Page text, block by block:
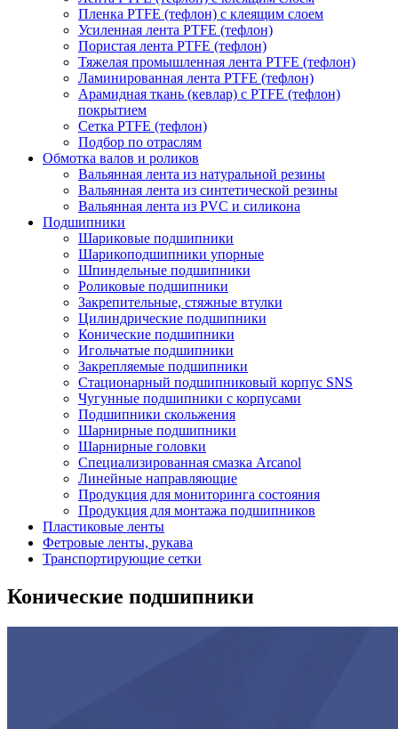
Пленка PTFE (тефлон) с клеящим слоем
Усиленная лента PTFE (тефлон)
Пористая лента PTFE (тефлон)
Тяжелая промышленная лента PTFE (тефлон)
Ламинированная лента PTFE (тефлон)
Арамидная ткань (кевлар) с PTFE (тефлон)
покрытием
Сетка PTFE (тефлон)
Подбор по отраслям
Обмотка валов и роликов
Вальянная лента из натуральной резины
Вальянная лента из синтетической резины
Вальянная лента из PVC и силикона
Подшипники
Шариковые подшипники
Шарикоподшипники упорные
Шпиндельные подшипники
Роликовые подшипники
Закрепительные, стяжные втулки
Цилиндрические подшипники
Конические подшипники
Игольчатые подшипники
Закрепляемые подшипники
Стационарный подшипниковый корпус SNS
Чугунные подшипники с корпусами
Подшипники скольжения
Шарнирные подшипники
Шарнирные головки
Специализированная смазка Arcanol
Линейные направляющие
Продукция для мониторинга состояния
Продукция для монтажа подшипников
Пластиковые ленты
Фетровые ленты, рукава
Транспортирующие сетки
Конические подшипники